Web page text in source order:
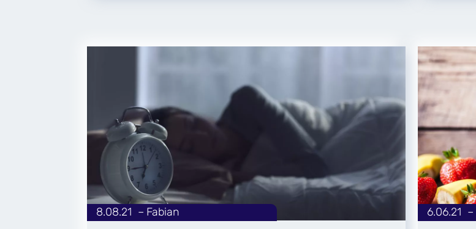
Fabian
8.08.21 6.06.21